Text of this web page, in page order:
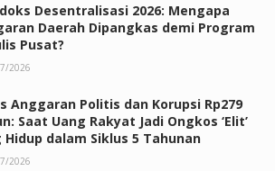
Desentralisasi 2026: Mengapa
Daerah Dipangkas demi Program
Pusat?
2026
Anggaran Politis dan Korupsi Rp279
Saat Uang Rakyat Jadi Ongkos ‘Elit’
Hidup dalam Siklus 5 Tahunan
2026